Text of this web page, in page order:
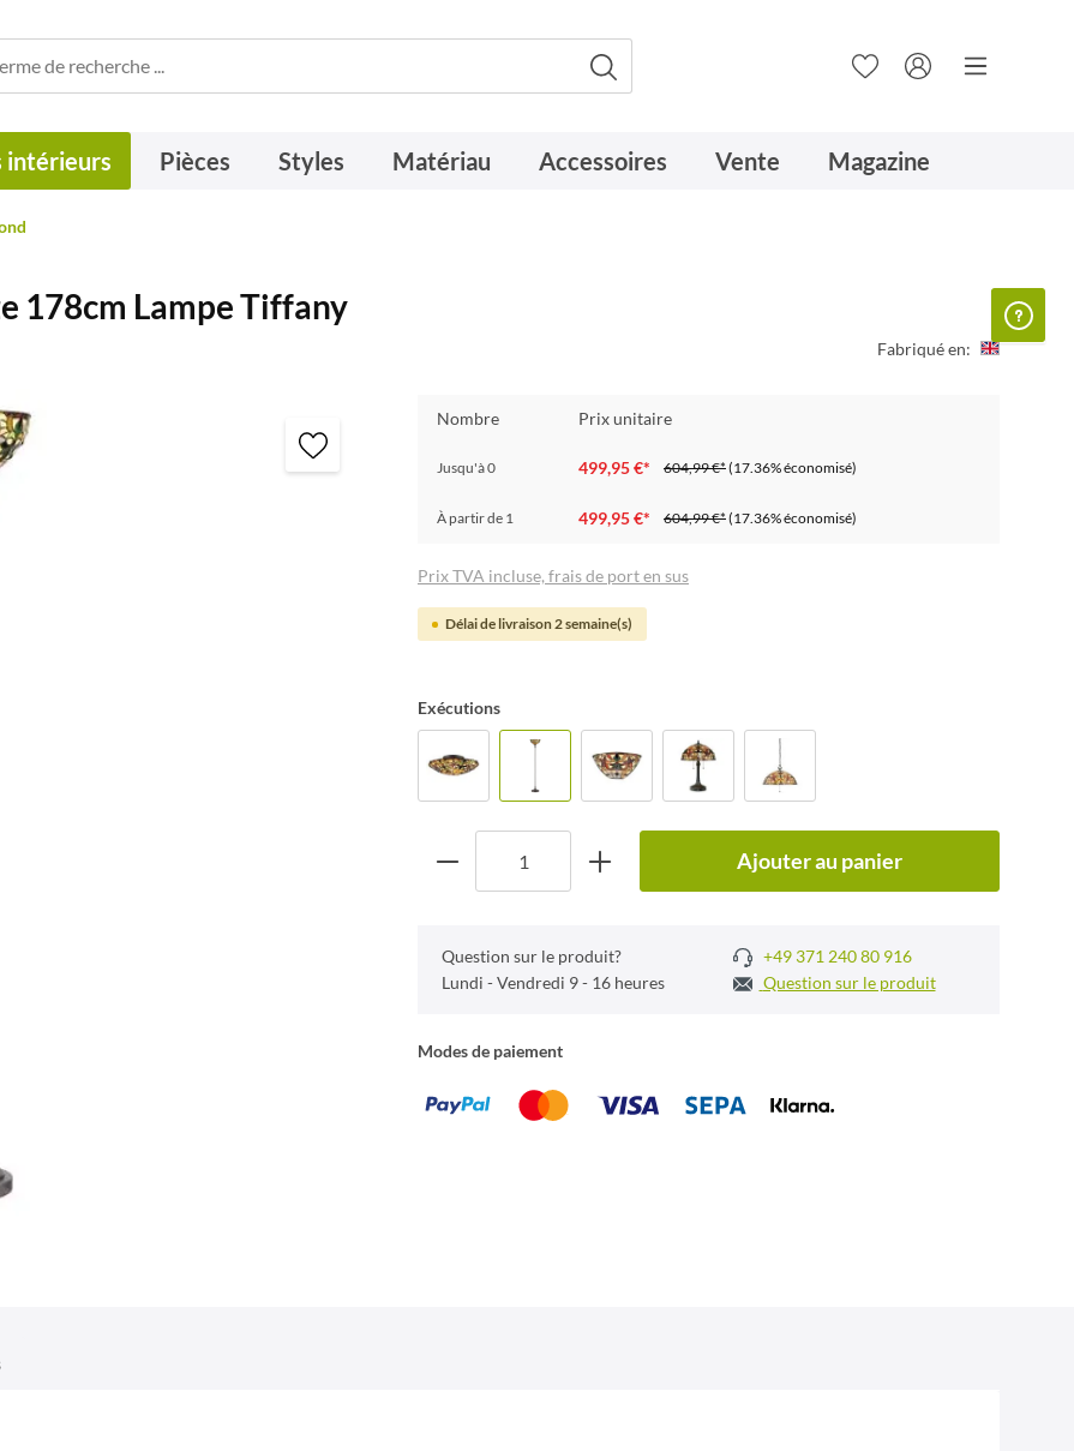
intérieurs Pièces Styles Matériau Accessoires Vente Magazine
178cm Lampe Tiffany
Fabriqué en:
Nombre Prix unitaire
Jusqu'à0 499,95 €* 604,99 €*(17.36% économisé)
À partir de 1 499,95 €* 604,99 €*(17.36% économisé)
Prix TVA incluse, frais de port en sus
Délai de livraison 2 semaine(s)
Exécutions
Ajouter au panier
Question sur le produit?
+49 371 240 80 916
Lundi - Vendredi 9 - 16 heures
Question sur le produit
Modes de paiement